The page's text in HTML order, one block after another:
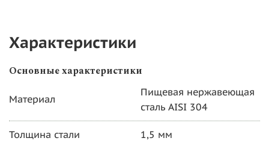
Характеристики
Основные характеристики
Материал
Пищевая нержавеющая
сталь AISI 304
Толщина стали 1,5 мм